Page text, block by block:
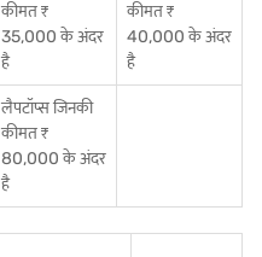
कीमत ₹
35,000 के अंदर
है
कीमत ₹
40,000 के अंदर
है
लैपटॉप्स जिनकी
कीमत ₹
80,000 के अंदर
है